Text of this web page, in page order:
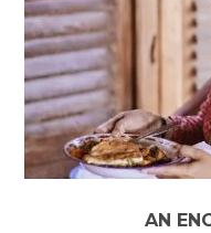
AN